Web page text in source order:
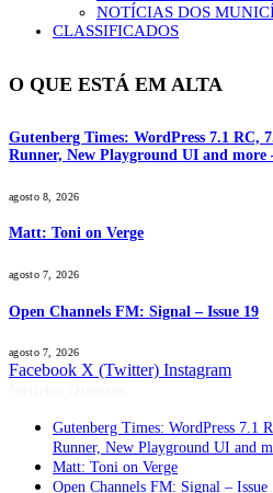
NOTÍCIAS DOS
CLASSIFICADOS
O QUE ESTÁ EM ALTA
Gutenberg Times: WordPress 7.1 RC,
Runner, New Playground UI and
agosto 8, 2026
Matt: Toni on Verge
agosto 7, 2026
Open Channels FM: Signal – Issue 19
agosto 7, 2026
Facebook X (Twitter) Instagram
Gutenberg Times: WordPress 7.1
Runner, New Playground UI and
Matt: Toni on Verge
Open Channels FM: Signal – Issue